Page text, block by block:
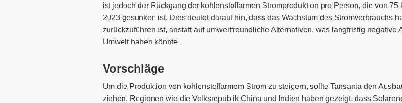
ist jedoch der Rückgang der kohlenstoffarmen Stromproduktion pro Person, die von
2023 gesunken ist. Dies deutet darauf hin, dass das Wachstum des Stromverbrauchs
zurückzuführen ist, anstatt auf umweltfreundliche Alternativen, was langfristig negative
Umwelt haben könnte.
Vorschläge
Um die Produktion von kohlenstoffarmem Strom zu steigern, sollte Tansania den
ziehen. Regionen wie die Volksrepublik China und Indien haben gezeigt, dass